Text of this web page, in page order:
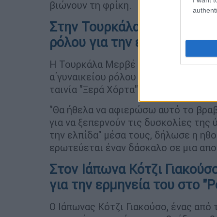
βιώνουν τη φρίκη.
Στην Τουρκάλα Μερβέ
ρόλου για την ερμηνεία
Η Τουρκάλα Μερβέ Ντιζντάρ
α΄γυναικείου ρόλου στο 76ο
ταινία "Ξερά Χόρτα" του Νουρί
"Θα ήθελα να αφιερώσω αυτό το
για να ξεπερνούν τις δυσκολίες
την ελπίδα" μέσα τους, δήλωσε η
ερωτεύεται έναν δάσκαλο σε μια
Στον Ιάπωνα Κότζι
για την ερμηνεία του στο
Ο Ιάπωνας Κότζι Γιακούσο, ένας